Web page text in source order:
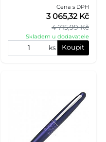
Cena s DPH
4 715,99 Kč
3 065,32 Kč
Skladem u dodavatele
ks Koupit